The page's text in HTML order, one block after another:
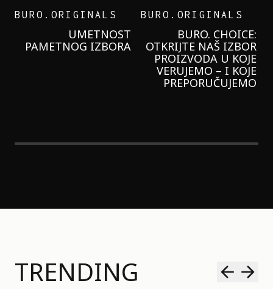
GARNIER KREMU I
NIKADA NIŠTA
LAGANIJE NISAM
KORISTILA
TRENDING